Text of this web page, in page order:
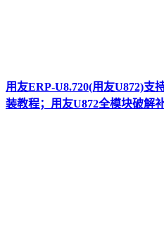
用友ERP-U8.720(用友U872)支
装教程；用友U872全模块破解